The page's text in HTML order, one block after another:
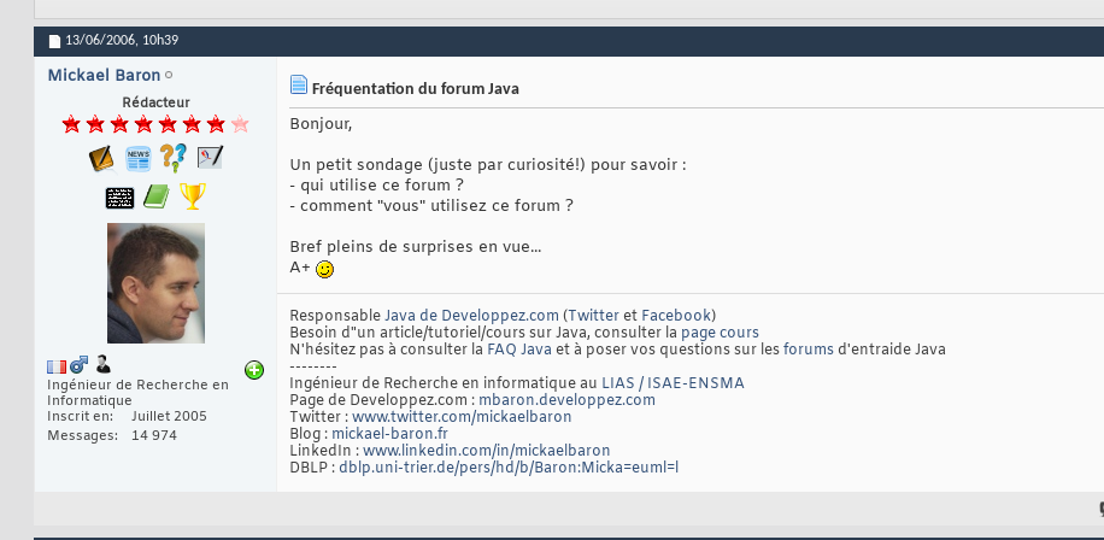
13/06/2006, 10h39
Mickael Baron
Rédacteur
Ingénieur de Recherche en
Informatique
Inscrit en
Juillet 2005
Messages
14 974
Fréquentation du forum Java
Bonjour,
Un petit sondage (juste par curiosité!) pour savoir :
- qui utilise ce forum ?
- comment "vous" utilisez ce forum ?
Bref pleins de surprises en vue...
A+
ResponsableJava de Developpez.com (Twitteret Facebook)
Besoin d"un article/tutoriel/cours sur Java, consulter la page cours
N'hésitez pas à consulter la FAQ Java et à poser vos questions sur lesforums d'entraide Java
--------
Ingénieur de Recherche en informatique au LIAS / ISAE-ENSMA
Page de Developpez.com : mbaron.developpez.com
Twitter :www.twitter.com/mickaelbaron
Blog : mickael-baron.fr
LinkedIn :www.linkedin.com/in/mickaelbaron
DBLP : dblp.uni-trier.de/pers/hd/b/Baron:Micka=euml=l